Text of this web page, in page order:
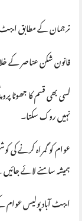
ترجمان کے مطابق ایبٹ
قانون شکن عناصر کے
کسی بھی قسم کا جھوٹا
نہیں روک سکتا۔
عوام کو گمراہ کرنے
ہمیشہ سامنے لائے
ایبٹ آباد پولیس